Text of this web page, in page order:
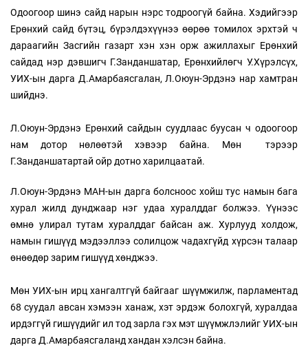
Одоогоор шинэ сайд нарын нэрс тодроогүй байна. Хэдийгээр
Ерөнхий сайд бүтэц, бүрэлдэхүүнээ өөрөө томилох эрхтэй ч
дараагийн Засгийн газарт хэн хэн орж ажиллахыг Ерөнхий
сайдад нэр дэвшигч Г.Занданшатар, Ерөнхийлөгч У.Хүрэлсүх,
УИХ-ын дарга Д.Амарбаясгалан, Л.Оюун-Эрдэнэ нар хамтран
шийднэ.
Л.Оюун-Эрдэнэ Ерөнхий сайдын суудлаас буусан ч одоогоор
нам дотор нөлөөтэй хэвээр байна. Мөн тэрээр
Г.Занданшатартай ойр дотно харилцаатай.
Л.Оюун-Эрдэнэ МАН-ын дарга болсноос хойш тус намын бага
хурал жилд дунджаар нэг удаа хуралддаг болжээ. Үүнээс
өмнө улирал тутам хуралддаг байсан аж. Хурлууд холдож,
намын гишүүд мэдээллээ солилцож чадахгүйд хүрсэн талаар
өнөөдөр зарим гишүүд хөнджээ.
Мөн УИХ-ын ирц хангалтгүй байгааг шүүмжилж, парламентад
68 суудал авсан хэмээн ханаж, хэт эрдэж болохгүй, хуралдаа
ирдэггүй гишүүдийг ил тод зарла гэх мэт шүүмжлэлийг УИХ-ын
дарга Д.Амарбаясгаланд хандан хэлсэн байна.